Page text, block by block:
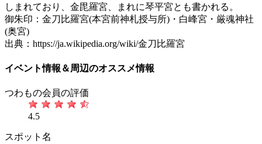
しまれており、金毘羅宮、まれに琴平宮とも書かれる。
御朱印：金刀比羅宮(本宮前神札授与所)・白峰宮・厳魂神社
(奥宮)
出典：https://ja.wikipedia.org/wiki/金刀比羅宮
イベント情報＆周辺のオススメ情報
つわもの会員の評価
4.5
スポット名